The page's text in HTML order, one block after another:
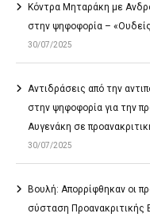
Κόντρα Μηταράκη με
στην ψηφοφορία –
30/07/2025
Αντιδράσεις από την
στην ψηφοφορία για την
Αυγενάκη σε
30/07/2025
Βουλή: Απορρίφθηκαν οι
σύσταση Προανακριτικής